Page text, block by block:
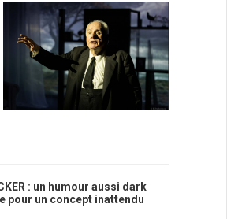
: un humour aussi dark
pour un concept inattendu